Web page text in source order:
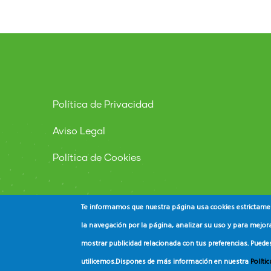
Política de Privacidad
Aviso Legal
Política de Cookies
© Copyright ADEAC2023. All Rights Reserved.
Te informamos que nuestra página usa cookies
la navegación por la página, analizar su uso y para
mostrar publicidad relacionada con tus preferencias.
utilicemos.Dispones de más información en nuestra